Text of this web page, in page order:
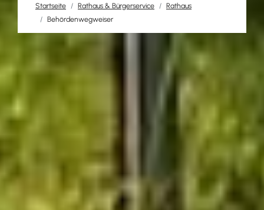
Startseite Rathaus & Bürgerservice
Rathaus
Behördenwegweiser